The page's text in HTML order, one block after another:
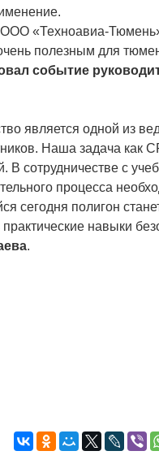
«Техноавиа-
полезным для
событие
является одной из
Наша задача как
В сотрудничестве с
процесса
сегодня полигон
навыки
.